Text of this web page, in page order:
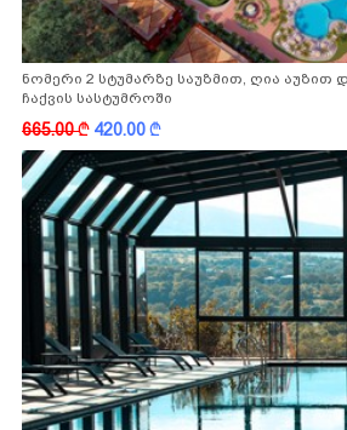
ნომერი 2 სტუმარზე საუზმით, ღია აუზით
ჩაქვის სასტუმროში
665.00k 420.00k